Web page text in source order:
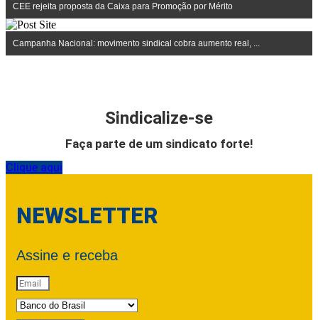
CEE rejeita proposta da Caixa para Promoção por Mérito
Campanha Nacional: movimento sindical cobra aumento real, ...
Sindicalize-se
Faça parte de um sindicato forte!
Clique aqui
NEWSLETTER
Assine e receba